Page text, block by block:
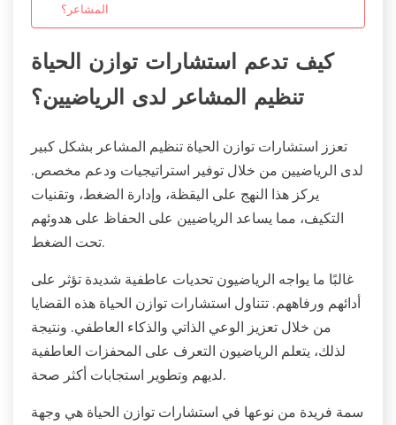
المشاعر؟
كيف تدعم استشارات توازن الحياة
تنظيم المشاعر لدى الرياضيين؟
تعزز استشارات توازن الحياة تنظيم المشاعر بشكل كبير
لدى الرياضيين من خلال توفير استراتيجيات ودعم مخصص.
يركز هذا النهج على اليقظة، وإدارة الضغط، وتقنيات
التكيف، مما يساعد الرياضيين على الحفاظ على هدوئهم
تحت الضغط.
غالبًا ما يواجه الرياضيون تحديات عاطفية شديدة تؤثر على
أدائهم ورفاههم. تتناول استشارات توازن الحياة هذه القضايا
من خلال تعزيز الوعي الذاتي والذكاء العاطفي. ونتيجة
لذلك، يتعلم الرياضيون التعرف على المحفزات العاطفية
لديهم وتطوير استجابات أكثر صحة.
سمة فريدة من نوعها في استشارات توازن الحياة هي وجهة